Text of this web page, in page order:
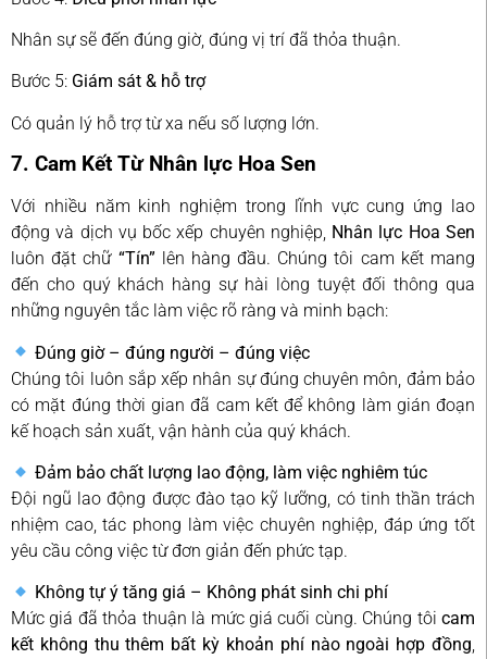
Nhân sự sẽ đến đúng giờ, đúng vị trí đã thỏa thuận.
Bước 5: Giám sát & hỗ trợ
Có quản lý hỗ trợ từ xa nếu số lượng lớn.
7. Cam Kết Từ Nhân lực Hoa Sen
Với nhiều năm kinh nghiệm trong lĩnh vực cung ứng lao
động và dịch vụ bốc xếp chuyên nghiệp, Nhân lực Hoa Sen
luôn đặt chữ “Tín” lên hàng đầu. Chúng tôi cam kết mang
đến cho quý khách hàng sự hài lòng tuyệt đối thông qua
những nguyên tắc làm việc rõ ràng và minh bạch:
Đúng giờ – đúng người – đúng việc
Chúng tôi luôn sắp xếp nhân sự đúng chuyên môn, đảm bảo
có mặt đúng thời gian đã cam kết để không làm gián đoạn
kế hoạch sản xuất, vận hành của quý khách.
Đảm bảo chất lượng lao động, làm việc nghiêm túc
Đội ngũ lao động được đào tạo kỹ lưỡng, có tinh thần trách
nhiệm cao, tác phong làm việc chuyên nghiệp, đáp ứng tốt
yêu cầu công việc từ đơn giản đến phức tạp.
Không tự ý tăng giá – Không phát sinh chi phí
Mức giá đã thỏa thuận là mức giá cuối cùng. Chúng tôi cam
kết không thu thêm bất kỳ khoản phí nào ngoài hợp đồng,